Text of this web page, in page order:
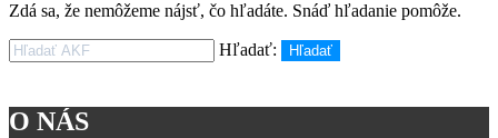
Zdá sa, že nemôžeme nájsť, čo hľadáte. Snáď hľadanie pomôže.
Hľadať: Hľadať
O NÁS